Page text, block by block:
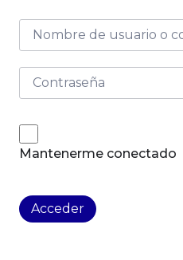
Mantenerme conectado
Acceder
Curso
Bovinos